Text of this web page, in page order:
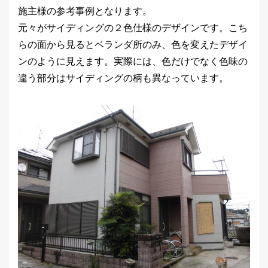
施主様の参考事例となります。
元々がサイディングの２色仕様のデザインです。こち
らの面から見るとベランダ所のみ、色を変えたデザイ
ンのように見えます。実際には、色だけでなく色味の
違う部分はサイディングの柄も異なっています。